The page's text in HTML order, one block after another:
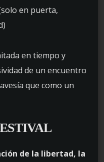
en puerta,
en tiempo y
de un encuentro
que como un
de la libertad, la